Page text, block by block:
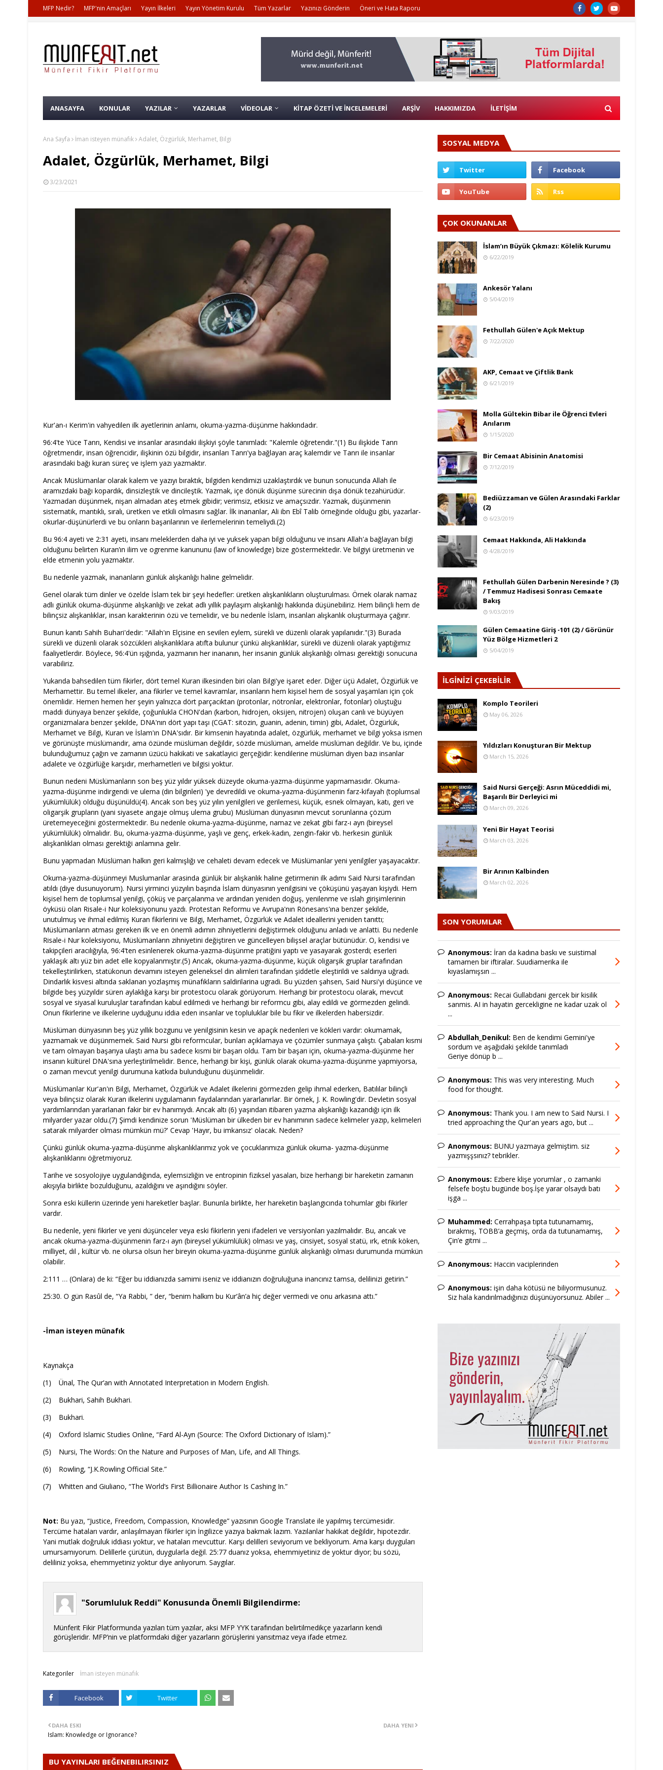
MFP Nedir? MFP'nin Amaçları Yayın İlkeleri Yayın Yönetim Kurulu Tüm Yazarlar Yazınızı Gönderin Öneri ve Hata Raporu
ANASAYFA KONULAR YAZILAR YAZARLAR VİDEOLAR KİTAP ÖZETİ VE İNCELEMELERİ ARŞİV HAKKIMIZDA İLETİŞİM
Ana Sayfa İman isteyen münafık Adalet, Özgürlük, Merhamet, Bilgi
Adalet, Özgürlük, Merhamet, Bilgi
3/23/2021
Kur'an-ı Kerim'in vahyedilen ilk ayetlerinin anlamı, okuma-yazma-düşünme hakkındadır.
96:4'te Yüce Tanrı, Kendisi ve insanlar arasındaki ilişkiyi şöyle tanımladı: "Kalemle öğretendir."(1) Bu ilişkide Tanrı
öğretmendir, insan öğrencidir, ilişkinin özü bilgidir, insanları Tanrı'ya bağlayan araç kalemdir ve Tanrı ile insanlar
arasındaki bağı kuran süreç ve işlem yazı yazmaktır.
Ancak Müslümanlar olarak kalem ve yazıyı bıraktık, bilgiden kendimizi uzaklaştırdık ve bunun sonucunda Allah ile
aramızdaki bağı kopardık, dinsizleştik ve dincileştik. Yazmak, içe dönük düşünme sürecinin dışa dönük tezahürüdür.
Yazmadan düşünmek, nişan almadan ateş etmek gibidir; verimsiz, etkisiz ve amaçsızdir. Yazmak, düşünmenin
sistematik, mantıklı, sıralı, üretken ve etkili olmasını sağlar. İlk inananlar, Ali ibn Ebî Talib örneğinde olduğu gibi, yazarlar-
okurlar-düşünürlerdi ve bu onların başarılarının ve ilerlemelerinin temeliydi.(2)
Bu 96:4 ayeti ve 2:31 ayeti, insanı meleklerden daha iyi ve yuksek yapan bilgi olduğunu ve insanı Allah'a bağlayan bilgi
olduğunu belirten Kuran’ın ilim ve ogrenme kanununu (law of knowledge) bize göstermektedir. Ve bilgiyi üretmenin ve
elde etmenin yolu yazmaktır.
Bu nedenle yazmak, inananların günlük alışkanlığı haline gelmelidir.
Genel olarak tüm dinler ve özelde İslam tek bir şeyi hedefler: üretken alışkanlıkların oluşturulması. Örnek olarak namaz
adlı günlük okuma-düşünme alışkanlığı ve zekat adlı yıllık paylaşım alışkanlığı hakkında düşünebiliriz. Hem bilinçli hem de
bilinçsiz alışkanlıklar, insan karakterinin özü ve temelidir, ve bu nedenle İslam, insanları alışkanlık oluşturmaya çağırır.
Bunun kanıtı Sahih Buhari'dedir: "Allah'ın Elçisine en sevilen eylem, sürekli ve düzenli olarak yapılanıdır."(3) Burada
sürekli ve düzenli olarak sözcükleri alışkanlıklara atıfta bulunur çünkü alışkanlıklar, sürekli ve düzenli olarak yaptığımız
faaliyetlerdir. Böylece, 96:4'ün ışığında, yazmanın her inananın, her insanin günlük alışkanlığı olması gerektiği sonucuna
varabiliriz.
Yukarıda bahsedilen tüm fikirler, dört temel Kuran ilkesinden biri olan Bilgi'ye işaret eder. Diğer üçü Adalet, Özgürlük ve
Merhamettir. Bu temel ilkeler, ana fikirler ve temel kavramlar, insanların hem kişisel hem de sosyal yaşamları için çok
önemlidir. Hemen hemen her şeyin yalnızca dört parçacıktan (protonlar, nötronlar, elektronlar, fotonlar) oluştuğu
maddi dünyaya benzer şekilde, çoğunlukla CHON'dan (karbon, hidrojen, oksijen, nitrojen) oluşan canlı ve büyüyen
organizmalara benzer şekilde, DNA'nın dört yapı taşı (CGAT: sitozin, guanin, adenin, timin) gibi, Adalet, Özgürlük,
Merhamet ve Bilgi, Kuran ve İslam'ın DNA'sıdır. Bir kimsenin hayatında adalet, özgürlük, merhamet ve bilgi yoksa ismen
ve görünüşte müslümandir, ama özünde müslüman değildir, sözde müslüman, amelde müslüman değildir. Ve bu, içinde
bulunduğumuz çağın ve zamanın üzücü hakikati ve sakatlayici gerçeğidir: kendilerine müslüman diyen bazı insanlar
adalete ve özgürlüğe karşıdır, merhametleri ve bilgisi yoktur.
Bunun nedeni Müslümanların son beş yüz yıldır yüksek düzeyde okuma-yazma-düşünme yapmamasıdır. Okuma-
yazma-düşünme indirgendi ve ulema (din bilginleri) 'ye devredildi ve okuma-yazma-düşünmenin farz-kifayah (toplumsal
yükümlülük) olduğu düşünüldü(4). Ancak son beş yüz yılın yenilgileri ve gerilemesi, küçük, esnek olmayan, katı, geri ve
oligarşik grupların (yani siyasete angaje olmuş ulema grubu) Müslüman dünyasının mevcut sorunlarına çözüm
üretemeyeceğini göstermektedir. Bu nedenle okuma-yazma-düşünme, namaz ve zekat gibi farz-ı ayn (bireysel
yükümlülük) olmalıdır. Bu, okuma-yazma-düşünme, yaşlı ve genç, erkek-kadın, zengin-fakir vb. herkesin günlük
alışkanlıkları olması gerektiği anlamına gelir.
Bunu yapmadan Müslüman halkın geri kalmışlığı ve cehaleti devam edecek ve Müslümanlar yeni yenilgiler yaşayacaktır.
Okuma-yazma-düşünmeyi Muslumanlar arasinda günlük bir alışkanlık haline getirmenin ilk adımı Said Nursi tarafından
atıldı (diye dusunuyorum). Nursi yirminci yüzyılın başında İslam dünyasının yenilgisini ve çöküşünü yaşayan kişiydi. Hem
kişisel hem de toplumsal yenilgi, çöküş ve parçalanma ve ardından yeniden doğuş, yenilenme ve ıslah girişimlerinin
öyküsü olan Risale-i Nur koleksiyonunu yazdı. Protestan Reformu ve Avrupa'nın Rönesans'ına benzer şekilde,
unutulmuş ve ihmal edilmiş Kuran fikirlerini ve Bilgi, Merhamet, Özgürlük ve Adalet ideallerini yeniden tanıttı;
Müslümanların atması gereken ilk ve en önemli adımın zihniyetlerini değiştirmek olduğunu anladı ve anlatti. Bu nedenle
Risale-i Nur koleksiyonu, Müslümanların zihniyetini değiştiren ve güncelleyen bilişsel araçlar bütünüdür. O, kendisi ve
takipçileri aracılığıyla, 96:4'ten esinlenerek okuma-yazma-düşünme pratiğini yaptı ve yasayarak gosterdi; eserleri
yaklaşık altı yüz bin adet elle kopyalanmıştır.(5) Ancak, okuma-yazma-düşünme, küçük oligarşik gruplar tarafından
tekelleştirilirken, statükonun devamını isteyen geleneksel din alimleri tarafından şiddetle eleştirildi ve saldırıya uğradı.
Dindarlık kisvesi altında saklanan yozlaşmış münafıkların saldirilarina ugradi. Bu yüzden şahsen, Said Nursi'yi düşünce ve
bilgide beş yüzyıldır süren aylaklığa karşı bir protestocu olarak görüyorum. Herhangi bir protestocu olarak, mevcut
sosyal ve siyasal kuruluşlar tarafından kabul edilmedi ve herhangi bir reformcu gibi, alay edildi ve görmezden gelindi.
Onun fikirlerine ve ilkelerine uyduğunu iddia eden insanlar ve topluluklar bile bu fikir ve ilkelerden habersizdir.
Müslüman dünyasının beş yüz yıllık bozgunu ve yenilgisinin kesin ve apaçık nedenleri ve kökleri vardır: okumamak,
yazmamak ve düşünmemek. Said Nursi gibi reformcular, bunları açıklamaya ve çözümler sunmaya çalıştı. Çabaları kısmi
ve tam olmayan başarıya ulaştı ama bu sadece kısmi bir başarı oldu. Tam bir başarı için, okuma-yazma-düşünme her
insanın kültürel DNA'sına yerleştirilmelidir. Bence, herhangi bir kişi, günlük olarak okuma-yazma-düşünme yapmiyorsa,
o zaman mevcut yenilgi durumuna katkıda bulunduğunu düşünmelidir.
Müslümanlar Kur'an'ın Bilgi, Merhamet, Özgürlük ve Adalet ilkelerini görmezden gelip ihmal ederken, Batılılar bilinçli
veya bilinçsiz olarak Kuran ilkelerini uygulamanın faydalarından yararlanırlar. Bir örnek, J. K. Rowling'dir. Devletin sosyal
yardımlarından yararlanan fakir bir ev hanımıydı. Ancak altı (6) yaşından itibaren yazma alışkanlığı kazandığı için ilk
milyarder yazar oldu.(7) Şimdi kendinize sorun 'Müslüman bir ülkeden bir ev hanımının sadece kelimeler yazıp, kelimeleri
satarak milyarder olması mümkün mü?' Cevap 'Hayır, bu imkansız' olacak. Neden?
Çünkü günlük okuma-yazma-düşünme alışkanlıklarımız yok ve çocuklarımıza günlük okuma- yazma-düşünme
alışkanlıklarını öğretmiyoruz.
Tarihe ve sosyolojiye uygulandığında, eylemsizliğin ve entropinin fiziksel yasaları, bize herhangi bir hareketin zamanın
akışıyla birlikte bozulduğunu, azaldığını ve aşındığını söyler.
Sonra eski küllerin üzerinde yeni hareketler başlar. Bununla birlikte, her hareketin başlangıcında tohumlar gibi fikirler
vardır.
Bu nedenle, yeni fikirler ve yeni düşünceler veya eski fikirlerin yeni ifadeleri ve versiyonları yazılmalıdır. Bu, ancak ve
ancak okuma-yazma-düşünmenin farz-ı ayn (bireysel yükümlülük) olması ve yaş, cinsiyet, sosyal statü, ırk, etnik köken,
milliyet, dil , kültür vb. ne olursa olsun her bireyin okuma-yazma-düşünme günlük alışkanlığı olması durumunda mümkün
olabilir.
2:111 … (Onlara) de ki: “Eğer bu iddianızda samimi iseniz ve iddianızın doğruluğuna inancınız tamsa, delilinizi getirin.”
25:30. O gün Rasûl de, “Ya Rabbi, ” der, “benim halkım bu Kur’ân’a hiç değer vermedi ve onu arkasına attı.”
-İman isteyen münafık
Kaynakça
(1)
Ünal, The Qur’an with Annotated Interpretation in Modern English.
(2)
Bukhari, Sahih Bukhari.
(3)
Bukhari.
(4)
Oxford Islamic Studies Online, “Fard Al-Ayn (Source: The Oxford Dictionary of Islam).”
(5)
Nursi, The Words: On the Nature and Purposes of Man, Life, and All Things.
(6)
Rowling, “J.K.Rowling Official Site.”
(7)
Whitten and Giuliano, “The World’s First Billionaire Author Is Cashing In.”
Not: Bu yazı, “Justice, Freedom, Compassion, Knowledge” yazısının Google Translate ile yapılmış tercümesidir.
Tercüme hataları vardır, anlaşılmayan fikirler için İngilizce yazıya bakmak lazım. Yazılanlar hakikat değildir, hipotezdir.
Yani mutlak doğruluk iddiası yoktur, ve hataları mevcuttur. Karşı delilleri seviyorum ve bekliyorum. Ama karşı duyguları
umursamıyorum. Delillerle çürütün, duygularla değil. 25:77 duanız yoksa, ehemmiyetiniz de yoktur diyor; bu sözü,
deliliniz yoksa, ehemmyetiniz yoktur diye anlıyorum. Saygılar.
"Sorumluluk Reddi" Konusunda Önemli Bilgilendirme:
Münferit Fikir Platformunda yazılan tüm yazılar, aksi MFP YYK tarafından belirtilmedikçe yazarların kendi
görüşleridir. MFP’nin ve platformdaki diğer yazarların görüşlerini yansıtmaz veya ifade etmez.
Kategoriler İman isteyen münafık
Facebook Twitter
DAHA YENI
DAHA ESKI
Islam: Knowledge or Ignorance?
BU YAYINLARI BEĞENEBILIRSINIZ
SOSYAL MEDYA
ÇOK OKUNANLAR
İslam’ın Büyük Çıkmazı: Kölelik Kurumu
6/22/2019
Ankesör Yalanı
5/04/2019
Fethullah Gülen'e Açık Mektup
7/22/2020
AKP, Cemaat ve Çiftlik Bank
6/21/2019
Molla Gültekin Bibar ile Öğrenci Evleri
Anılarım
1/15/2020
Bir Cemaat Abisinin Anatomisi
7/12/2019
Bediüzzaman ve Gülen Arasındaki Farklar
(2)
6/23/2019
Cemaat Hakkında, Ali Hakkında
4/28/2019
Fethullah Gülen Darbenin Neresinde ? (3)
/ Temmuz Hadisesi Sonrası Cemaate
Bakış
9/03/2019
Gülen Cemaatine Giriş -101 (2) / Görünür
Yüz Bölge Hizmetleri 2
5/04/2019
İLGİNİZİ ÇEKEBİLİR
Komplo Teorileri
May 06, 2026
Yıldızları Konuşturan Bir Mektup
March 15, 2026
Said Nursi Gerçeği: Asrın Müceddidi mi,
Başarılı Bir Derleyici mi
March 09, 2026
Yeni Bir Hayat Teorisi
March 03, 2026
Bir Arının Kalbinden
March 02, 2026
SON YORUMLAR
Anonymous: İran da kadına baskı ve suistimal
tamamen bir iftiralar. Suudiamerika ile
kıyaslamışsın ...
Anonymous: Recai Gullabdani gercek bir kisilik
sanmis. AI in hayatin gercekligine ne kadar uzak ol
...
Abdullah_Denikul: Ben de kendimi Gemini'ye
sordum ve aşağıdaki şekilde tanımladı
Geriye dönüp b ...
Anonymous: This was very interesting. Much
food for thought.
Anonymous: Thank you. I am new to Said Nursi. I
tried approaching the Qur'an years ago, but ...
Anonymous: BUNU yazmaya gelmiştim. siz
yazmışşsınız? tebrikler.
Anonymous: Ezbere klişe yorumlar , o zamanki
felsefe boştu bugünde boş.İşe yarar olsaydı batı
işga ...
Muhammed: Cerrahpaşa tıpta tutunamamış,
bırakmış, TOBB’a geçmiş, orda da tutunamamış,
Çin’e gitmi ...
Anonymous: Haccin vaciplerinden
Anonymous: işin daha kötüsü ne biliyormusunuz.
Siz hala kandırılmadığınızı düşünüyorsunuz. Abiler ...